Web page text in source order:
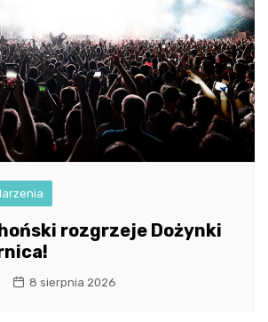
rozgrzeje Dożynki
8 sierpnia 2026